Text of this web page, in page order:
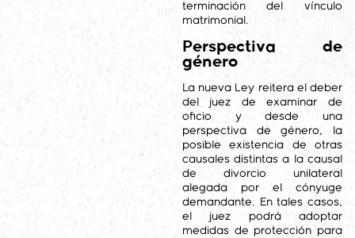
terminación del vínculo
matrimonial.
Perspectiva de
género
La nueva Ley reitera el deber
del juez de examinar de
oficio y desde una
perspectiva de género, la
posible existencia de otras
causales distintas a la causal
de divorcio unilateral
alegada por el cónyuge
demandante. En tales casos,
el juez podrá adoptar
medidas de protección para